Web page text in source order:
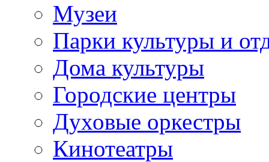
Музеи
Парки культуры и
Дома культуры
Городские центры
Духовые оркестры
Кинотеатры